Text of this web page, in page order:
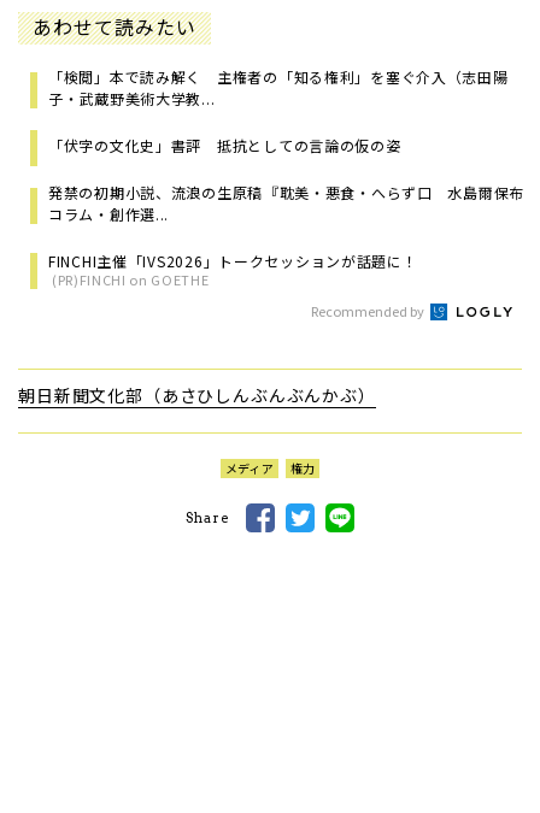
あわせて読みたい
「検閲」本で読み解く 主権者の「知る権利」を塞ぐ介入（志田陽
子・武蔵野美術大学教...
「伏字の文化史」書評 抵抗としての言論の仮の姿
発禁の初期小説、流浪の生原稿――『耽美・悪食・へらず口 水島爾保布
コラム・創作選...
FINCHI主催「IVS2026」トークセッションが話題に！
(PR)FINCHI on GOETHE
Recommended by
朝日新聞文化部（あさひしんぶんぶんかぶ）
メディア 権力
Share